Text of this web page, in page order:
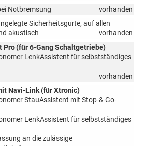
Notbremsung
vorhanden
Sicherheitsgurte, auf allen
akustisch
vorhanden
Pro (für 6-Gang Schaltgetriebe)
LenkAssistent für selbstständiges
vorhanden
Navi-Link (für Xtronic)
StauAssistent mit Stop-&-Go-
LenkAssistent für selbstständiges
an die zulässige